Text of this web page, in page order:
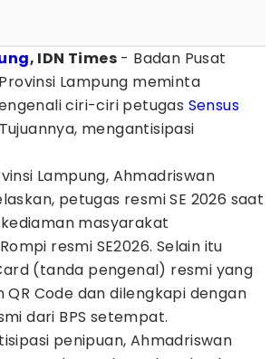
, IDN Times - Badan Pusat
Lampung meminta
ciri-ciri petugas Sensus
mengantisipasi
Lampung, Ahmadriswan
petugas resmi SE 2026 saat
masyarakat
resmi SE2026. Selain itu
(tanda pengenal) resmi yang
QR Code dan dilengkapi dengan
dari BPS setempat.
penipuan, Ahmadriswan